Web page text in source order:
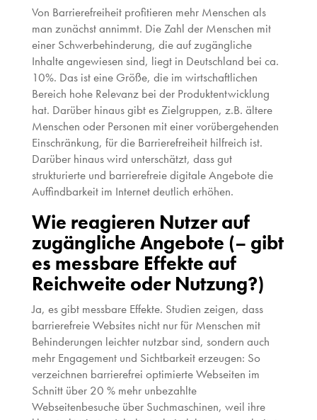
Von Barrierefreiheit profitieren mehr Menschen als
man zunächst annimmt. Die Zahl der Menschen mit
einer Schwerbehinderung, die auf zugängliche
Inhalte angewiesen sind, liegt in Deutschland bei ca.
10%. Das ist eine Größe, die im wirtschaftlichen
Bereich hohe Relevanz bei der Produktentwicklung
hat. Darüber hinaus gibt es Zielgruppen, z.B. ältere
Menschen oder Personen mit einer vorübergehenden
Einschränkung, für die Barrierefreiheit hilfreich ist.
Darüber hinaus wird unterschätzt, dass gut
strukturierte und barrierefreie digitale Angebote die
Auffindbarkeit im Internet deutlich erhöhen.
Wie reagieren Nutzer auf
zugängliche Angebote (– gibt
es messbare Effekte auf
Reichweite oder Nutzung?)
Ja, es gibt messbare Effekte. Studien zeigen, dass
barrierefreie Websites nicht nur für Menschen mit
Behinderungen leichter nutzbar sind, sondern auch
mehr Engagement und Sichtbarkeit erzeugen: So
verzeichnen barrierefrei optimierte Webseiten im
Schnitt über 20 % mehr unbezahlte
Webseitenbesuche über Suchmaschinen, weil ihre